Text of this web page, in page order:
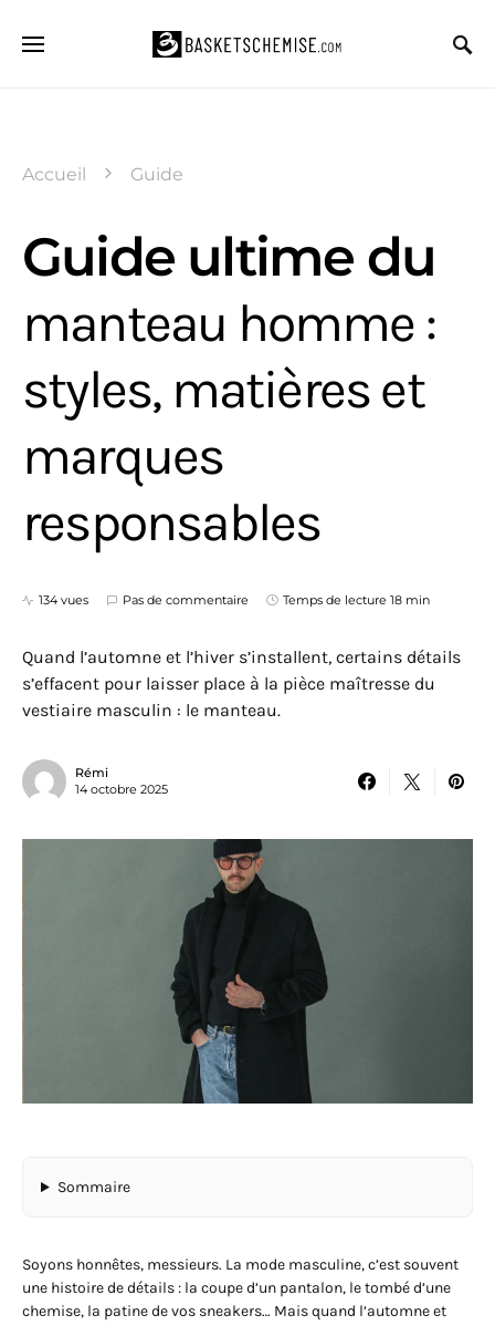
Accueil Guide
Guide ultime du
manteau homme :
styles, matières et
marques
responsables
134 vues Pas de commentaire Temps de lecture 18 min
Quand l’automne et l’hiver s’installent, certains détails
s’effacent pour laisser place à la pièce maîtresse du
vestiaire masculin : le manteau.
Rémi
14 octobre 2025
Sommaire
Soyons honnêtes, messieurs. La mode masculine, c’est souvent
une histoire de détails : la coupe d’un pantalon, le tombé d’une
chemise, la patine de vos sneakers… Mais quand l’automne et